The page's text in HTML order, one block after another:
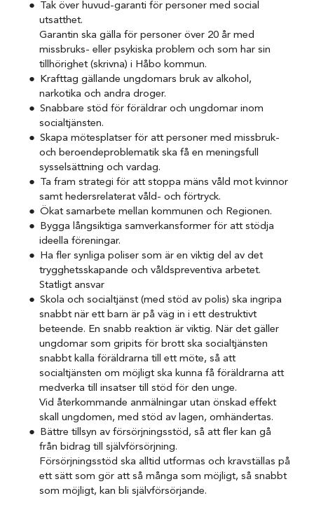
Tak över huvud-garanti för personer med social
utsatthet.
Garantin ska gälla för personer över 20 år med
missbruks- eller psykiska problem och som har sin
tillhörighet (skrivna) i Håbo kommun.
Krafttag gällande ungdomars bruk av alkohol,
narkotika och andra droger.
Snabbare stöd för föräldrar och ungdomar inom
socialtjänsten.
Skapa mötesplatser för att personer med missbruk-
och beroendeproblematik ska få en meningsfull
sysselsättning och vardag.
Ta fram strategi för att stoppa mäns våld mot kvinnor
samt hedersrelaterat våld- och förtryck.
Ökat samarbete mellan kommunen och Regionen.
Bygga långsiktiga samverkansformer för att stödja
ideella föreningar.
Ha fler synliga poliser som är en viktig del av det
trygghetsskapande och våldspreventiva arbetet.
Statligt ansvar
Skola och socialtjänst (med stöd av polis) ska ingripa
snabbt när ett barn är på väg in i ett destruktivt
beteende. En snabb reaktion är viktig. När det gäller
ungdomar som gripits för brott ska socialtjänsten
snabbt kalla föräldrarna till ett möte, så att
socialtjänsten om möjligt ska kunna få föräldrarna att
medverka till insatser till stöd för den unge.
Vid återkommande anmälningar utan önskad effekt
skall ungdomen, med stöd av lagen, omhändertas.
Bättre tillsyn av försörjningsstöd, så att fler kan gå
från bidrag till självförsörjning.
Försörjningsstöd ska alltid utformas och kravställas på
ett sätt som gör att så många som möjligt, så snabbt
som möjligt, kan bli självförsörjande.